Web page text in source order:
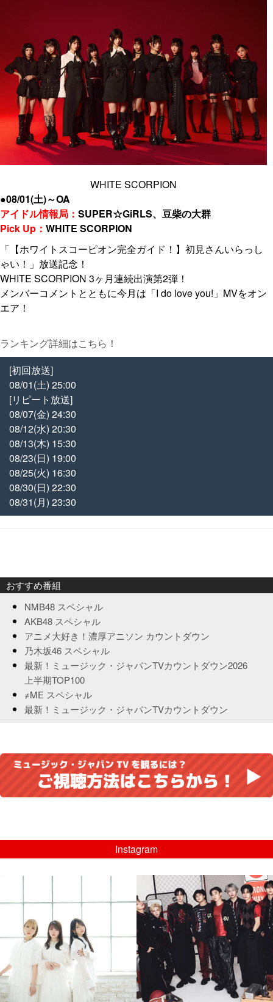
WHITE SCORPION
●08/01(土)～OA
アイドル情報局： SUPER☆GiRLS、豆柴の大群
Pick Up： WHITE SCORPION
「【ホワイトスコーピオン完全ガイド！】初見さんいらっし
ゃい！」放送記念！
WHITE SCORPION 3ヶ月連続出演第2弾！
メンバーコメントとともに今月は「I do love you!」MVをオン
エア！
ランキング詳細はこちら！
[初回放送]
08/01(土) 25:00
[リピート放送]
08/07(金) 24:30
08/12(水) 20:30
08/13(木) 15:30
08/23(日) 19:00
08/25(火) 16:30
08/30(日) 22:30
08/31(月) 23:30
おすすめ番組
NMB48 スペシャル
AKB48 スペシャル
アニメ大好き！濃厚アニソン カウントダウン
乃木坂46 スペシャル
最新！ミュージック・ジャパンTVカウントダウン2026
上半期TOP100
≠ME スペシャル
最新！ミュージック・ジャパンTVカウントダウン
Instagram
...
8月 4
4 0
musicjapantv
💡08/05(水)23:00特番放送！
...
8月 4
4 0